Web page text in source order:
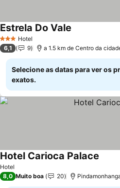
3 EstrelasHotel
Estrela Do Vale
6,1 9 a 1.5 km de Centro da
Selecione as datas para ver os
exatos.
Hotel
Hotel Carioca Palace
8,0 Muito boa 20